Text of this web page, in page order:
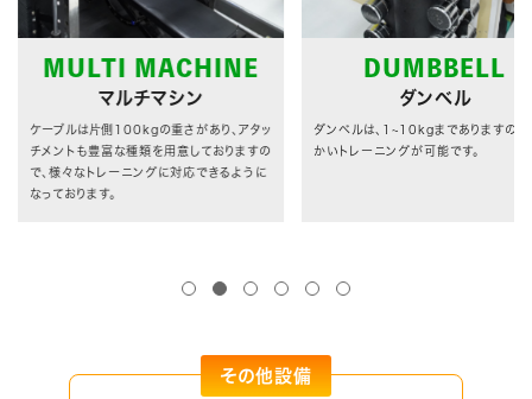
MULTI MACHINE
マルチマシン
ケーブルは片側100kgの重さがあり、アタッ
チメントも豊富な種類を用意しておりますの
で、様々なトレーニングに対応できるように
なっております。
DUMBBELL
ダンベル
ダンベルは、1~10kgまでありますので
かいトレーニングが可能です。
その他設備